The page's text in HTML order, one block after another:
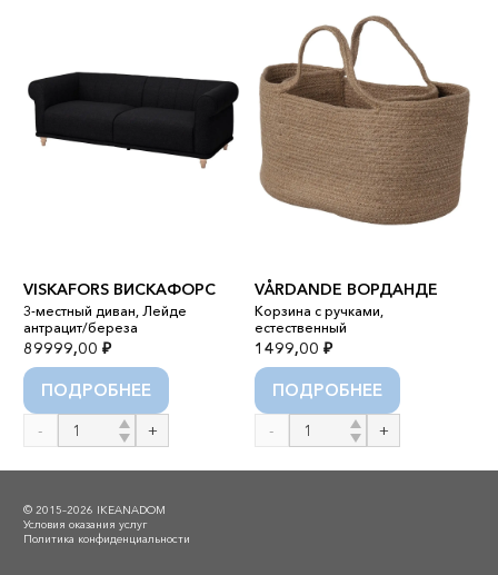
VISKAFORS ВИСКАФОРС
3-местный диван, Лейде
антрацит/береза
89999,00 ₽
ПОДРОБНЕЕ
Количество
товара
VISKAFORS
VÅRDANDE ВОРДАНДЕ
Корзина с ручками,
естественный
1499,00 ₽
ПОДРОБНЕЕ
Количество
товара
VÅRDANDE
© 2015–2026 IKEANADOM
Условия оказания услуг
Политика конфиденциальности